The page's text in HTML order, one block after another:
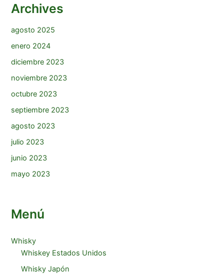
Archives
agosto 2025
enero 2024
diciembre 2023
noviembre 2023
octubre 2023
septiembre 2023
agosto 2023
julio 2023
junio 2023
mayo 2023
Menú
Whisky
Whiskey Estados Unidos
Whisky Japón